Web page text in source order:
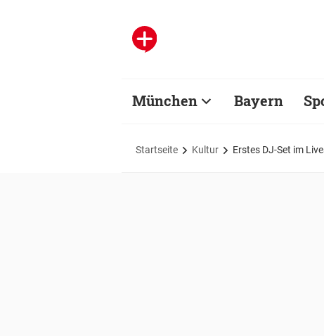
München Bayern
Startseite Kultur Erstes DJ-Set im